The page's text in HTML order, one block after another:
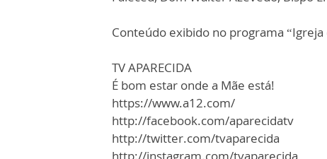
Conteúdo exibido no programa
TV APARECIDA
É bom estar onde a Mãe está!
https://www.a12.com/
http://facebook.com/aparecidatv
http://twitter.com/tvaparecida